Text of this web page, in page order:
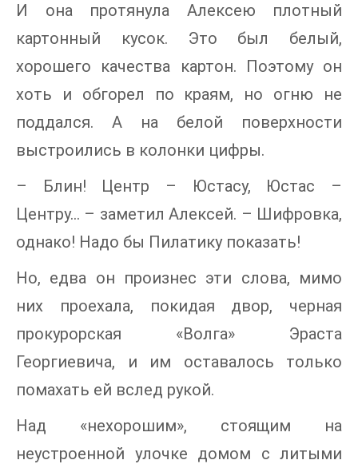
И она протянула Алексею плотный
картонный кусок. Это был белый,
хорошего качества картон. Поэтому он
хоть и обгорел по краям, но огню не
поддался. А на белой поверхности
выстроились в колонки цифры.
– Блин! Центр – Юстасу, Юстас –
Центру… – заметил Алексей. – Шифровка,
однако! Надо бы Пилатику показать!
Но, едва он произнес эти слова, мимо
них проехала, покидая двор, черная
прокурорская «Волга» Эраста
Георгиевича, и им оставалось только
помахать ей вслед рукой.
Над «нехорошим», стоящим на
неустроенной улочке домом с литыми